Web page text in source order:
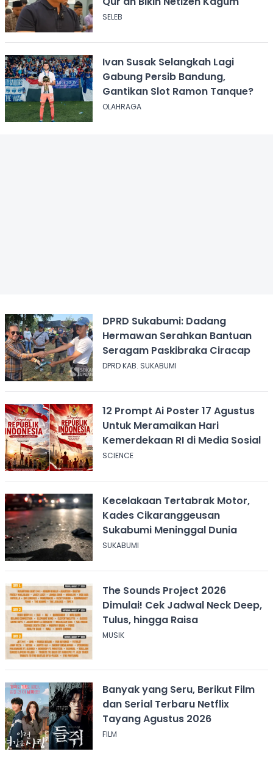
SELEB
Ivan Susak Selangkah Lagi
Gabung Persib Bandung,
Gantikan Slot Ramon Tanque?
OLAHRAGA
DPRD Sukabumi: Dadang
Hermawan Serahkan Bantuan
Seragam Paskibraka Ciracap
DPRD KAB. SUKABUMI
12 Prompt Ai Poster 17 Agustus
Untuk Meramaikan Hari
Kemerdekaan RI di Media Sosial
SCIENCE
Kecelakaan Tertabrak Motor,
Kades Cikaranggeusan
Sukabumi Meninggal Dunia
SUKABUMI
The Sounds Project 2026
Dimulai! Cek Jadwal Neck Deep,
Tulus, hingga Raisa
MUSIK
Banyak yang Seru, Berikut Film
dan Serial Terbaru Netflix
Tayang Agustus 2026
FILM